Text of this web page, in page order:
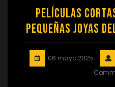
Películas
Pequeñas Joyas
06 mayo 2025